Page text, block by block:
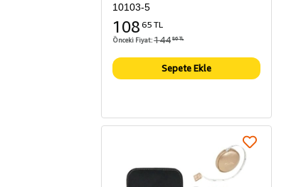
10103-5
108 65 TL
Önceki Fiyat:144 86 TL
Sepete Ekle